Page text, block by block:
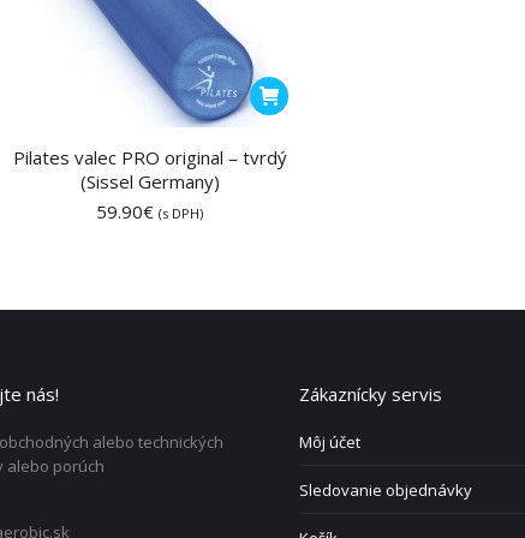
Pilates valec PRO original – tvrdý
(Sissel Germany)
59.90€ (s DPH)
nás!
alebo technických
alebo porúch
Zákaznícky servis
Môj účet
Sledovanie objednávky